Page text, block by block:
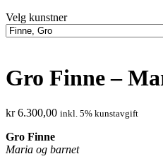
Velg kunstner
Gro Finne –
kr6.300,00 inkl. 5% kunstavgift
Gro Finne
Maria og barnet